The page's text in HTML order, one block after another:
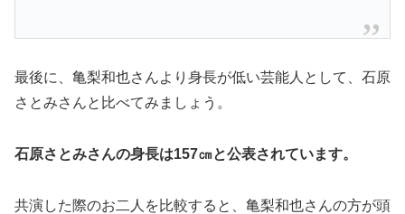
最後に、亀梨和也さんより身長が低い芸能人として、石原
さとみさんと比べてみましょう。
石原さとみさんの身長は157㎝と公表されています。
共演した際のお二人を比較すると、亀梨和也さんの方が頭